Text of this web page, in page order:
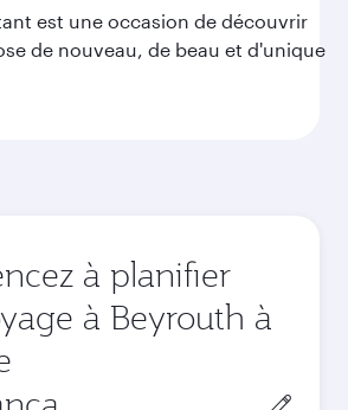
est une occasion de découvrir
de nouveau, de beau et d'unique
à planifier
à Beyrouth à